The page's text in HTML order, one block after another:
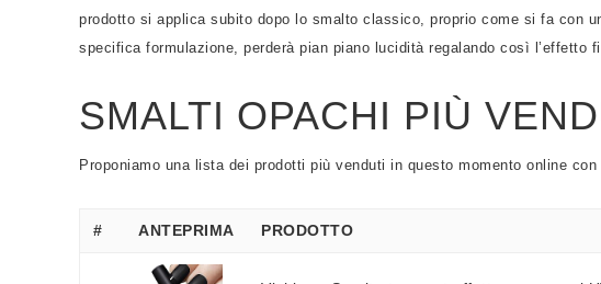
prodotto si applica subito dopo lo smalto classico, proprio come si fa con
specifica formulazione, perderà pian piano lucidità regalando così l’effetto
SMALTI OPACHI PIÙ
Proponiamo una lista dei prodotti più venduti in questo momento online
# ANTEPRIMA PRODOTTO